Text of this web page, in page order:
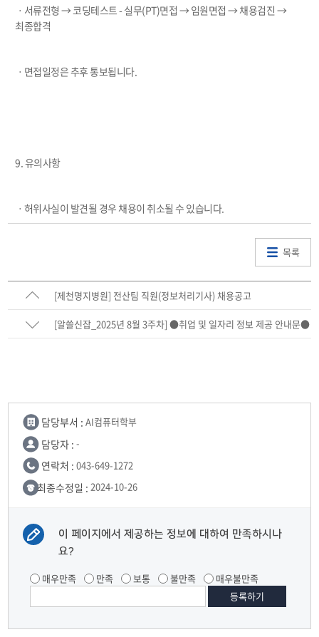
ㆍ서류전형 → 코딩테스트 - 실무(PT)면접 → 임원면접 → 채용검진 →
최종합격
ㆍ면접일정은 추후 통보됩니다.
9. 유의사항
ㆍ허위사실이 발견될 경우 채용이 취소될 수 있습니다.
목록
[제천명지병원] 전산팀 직원(정보처리기사) 채용공고
[알쓸신잡_2025년 8월 3주차] ●취업 및 일자리 정보 제공 안내문●
담당부서 : AI컴퓨터학부
담당자 : -
연락처 : 043-649-1272
최종수정일 : 2024-10-26
이 페이지에서 제공하는 정보에 대하여 만족하시나
요?
매우만족 만족 보통 불만족 매우불만족